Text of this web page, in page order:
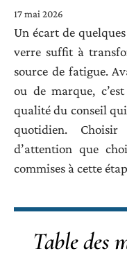
17 mai 2026
Un écart de
verre suffit à
source de fatigue.
ou de marque,
qualité du conseil
quotidien.
d’attention que
commises à cette
Table des